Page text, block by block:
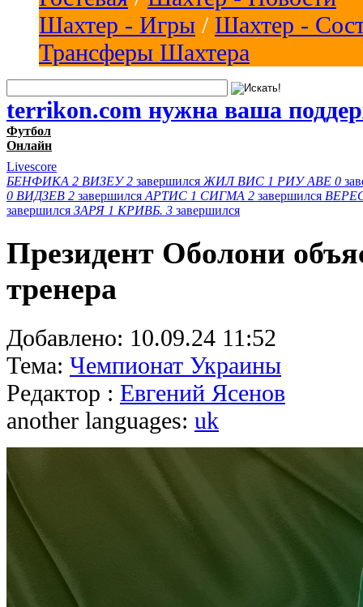
Шахтер - Игры / Шахтер -
Трансферы Шахтера
terrikon.com нужна ваша
Футбол
Онлайн
Livescore
БЕНФИКА 2 ВИЗЕУ 2 завершился ЖИЛ ВИС 1 РИУ АВЕ 0
0 ВИДЗЕВ 2 завершился АРТИС 1 СИГМА 2 завершился
завершился ЗАРЯ 1 КРИВБ. 3 завершился
Президент Оболони
тренера
Добавлено: 10.09.24 11:52
Тема: Чемпионат Украины
Редактор : Евгений Ясенов
another languages: uk